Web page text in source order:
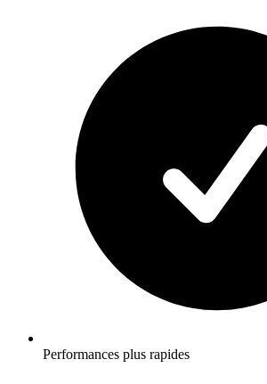
Performances plus rapides